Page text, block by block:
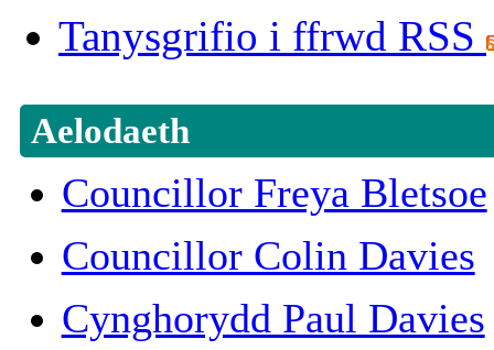
Tanysgrifio i ffrwd RSS
Aelodaeth
Councillor Freya Bletsoe
Councillor Colin Davies
Cynghorydd Paul Davies